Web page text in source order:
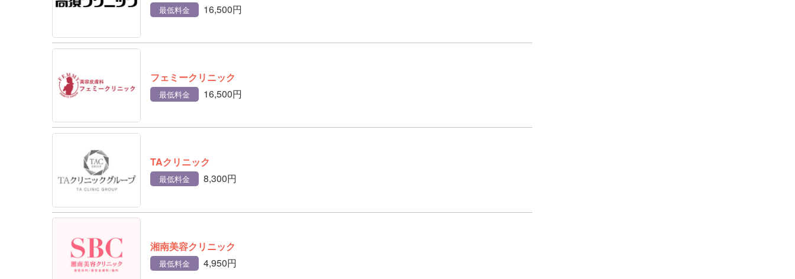
最低料金 16,500円
フェミークリニック
最低料金 16,500円
TAクリニック
最低料金 8,300円
湘南美容クリニック
最低料金 4,950円